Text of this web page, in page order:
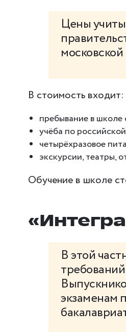
Цены
В стоимость входит:
пребывание в
учёба по
четырёхразовое
экскурсии, театры,
Обучение в школе
В этой
экзаменам